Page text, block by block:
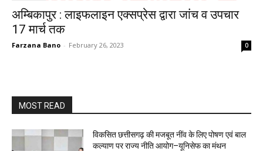
अम्बिकापुर : लाइफलाइन एक्सप्रेस द्वारा जांच व उपचार
17 मार्च तक
Farzana Bano - February 26, 2023 0
MOST READ
विकसित छत्तीसगढ़ की मजबूत नींव के लिए पोषण एवं बाल
कल्याण पर राज्य नीति आयोग–यूनिसेफ का मंथन